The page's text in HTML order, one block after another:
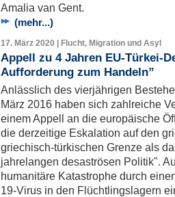
Amalia van Gent.
(mehr...)
17. März 2020 | Flucht, Migration und Asyl
Appell zu 4 Jahren EU-Türkei-
Aufforderung zum Handeln”
Anlässlich des vierjährigen
März 2016 haben sich zahlreiche
einem Appell an die europäische
die derzeitige Eskalation auf den
griechisch-türkischen Grenze als
jahrelangen desaströsen Politik".
humanitäre Katastrophe durch
19-Virus in den Flüchtlingslagern